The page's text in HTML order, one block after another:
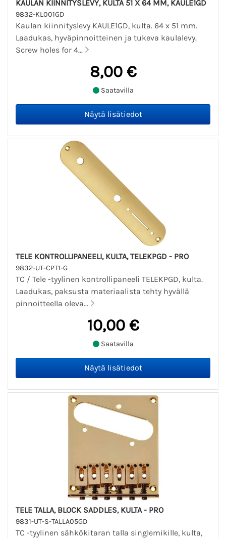
KAULAN KIINNITYSLEVY, KULTA 51 X 64 MM, KAULE1GD
9832-KL001GD
Kaulan kiinnityslevy KAULE1GD, kulta. 64 x 51 mm.
Laadukas, hyväpinnoitteinen ja tukeva kaulalevy.
Screw holes for 4...
8,00 €
Saatavilla
TELE KONTROLLIPANEELI, KULTA, TELEKPGD - PRO
9832-UT-CPT1-G
TC / Tele -tyylinen kontrollipaneeli TELEKPGD, kulta.
Laadukas, paksusta materiaalista tehty hyvällä
pinnoitteella oleva...
10,00 €
Saatavilla
TELE TALLA, BLOCK SADDLES, KULTA - PRO
9831-UT-S-TALLA05GD
TC -tyylinen sähkökitaran talla singlemikille, kulta,